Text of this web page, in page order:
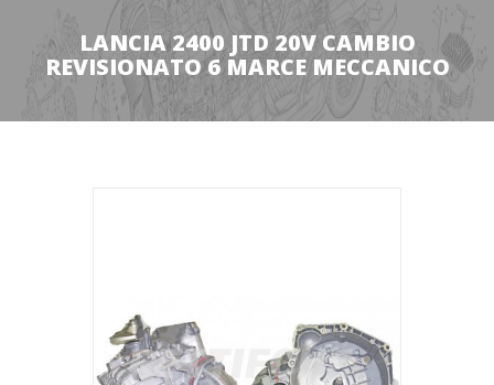
LANCIA 2400 JTD 20V CAMBIO
REVISIONATO 6 MARCE MECCANICO